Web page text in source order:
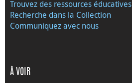
Trouvez des ressources éducatives
Recherche dans la Collection
Communiquez avec nous
À VOIR